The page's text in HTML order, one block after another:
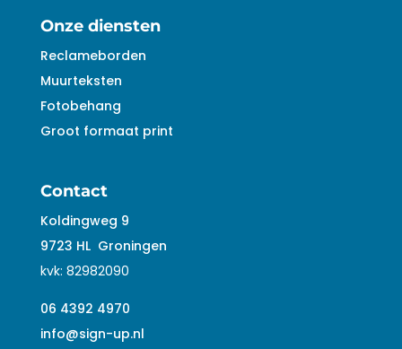
Onze diensten
Reclameborden
Muurteksten
Fotobehang
Groot formaat print
Contact
Koldingweg 9
9723 HL Groningen
kvk: 82982090
06 4392 4970
info@sign-up.nl